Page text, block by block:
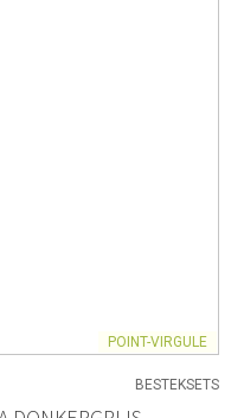
POINT-VIRGULE
BESTEKSETS